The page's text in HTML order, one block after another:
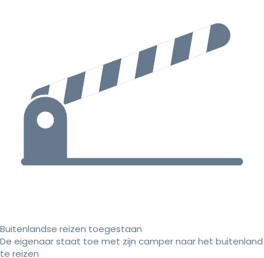
Buitenlandse reizen toegestaan
De eigenaar staat toe met zijn camper naar het buitenland
te reizen